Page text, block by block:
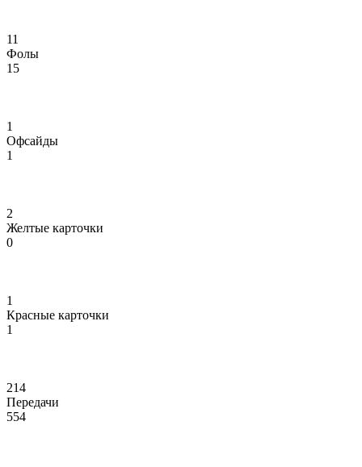
11
Фолы
15
1
Офсайды
1
2
Желтые карточки
0
1
Красные карточки
1
214
Передачи
554